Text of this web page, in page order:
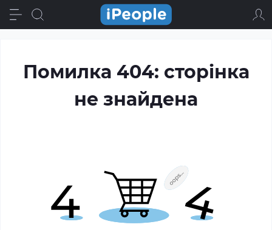
Помилка 404: сторінка
не знайдена